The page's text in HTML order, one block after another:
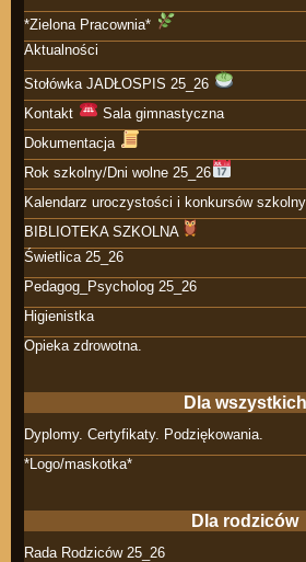
*Zielona Pracownia*
Aktualności
Stołówka JADŁOSPIS 25_26
Kontakt
Sala gimnastyczna
Dokumentacja
Rok szkolny/Dni wolne 25_26
Kalendarz uroczystości i konkursów
BIBLIOTEKA SZKOLNA
Świetlica 25_26
Pedagog_Psycholog 25_26
Higienistka
Opieka zdrowotna.
Dla wszystkich
Dyplomy. Certyfikaty. Podziękowania.
*Logo/maskotka*
Dla rodziców
Rada Rodziców 25_26